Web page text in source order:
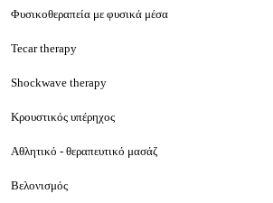
Φυσικοθεραπεία με φυσικά μέσα
Tecar therapy
Shockwave therapy
Κρουστικός υπέρηχος
Αθλητικό - θεραπευτικό μασάζ
Βελονισμός